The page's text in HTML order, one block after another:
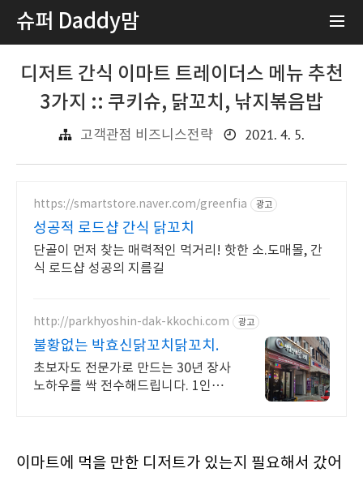
슈퍼 Daddy맘
디저트 간식 이마트 트레이더스 메뉴 추천
3가지 :: 쿠키슈, 닭꼬치, 낚지볶음밥
고객관점 비즈니스전략 2021. 4. 5.
https://smartstore.naver.com/greenfia 광고
성공적 로드샵 간식 닭꼬치
단골이 먼저 찾는 매력적인 먹거리! 핫한 소.도매몰, 간
식 로드샵 성공의 지름길
http://parkhyoshin-dak-kkochi.com 광고
불황없는 박효신닭꼬치닭꼬치.
초보자도 전문가로 만드는 30년 장사
노하우를 싹 전수해드립니다. 1인닭
이마트에 먹을 만한 디저트가 있는지 필요해서 갔어